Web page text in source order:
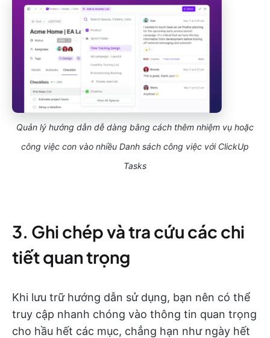
Quản lý hướng dẫn dễ dàng bằng cách thêm nhiệm vụ hoặc
công việc con vào nhiều Danh sách công việc với ClickUp
Tasks
3. Ghi chép và tra cứu các chi
tiết quan trọng
Khi lưu trữ hướng dẫn sử dụng, bạn nên có thể
truy cập nhanh chóng vào thông tin quan trọng
cho hầu hết các mục, chẳng hạn như ngày hết